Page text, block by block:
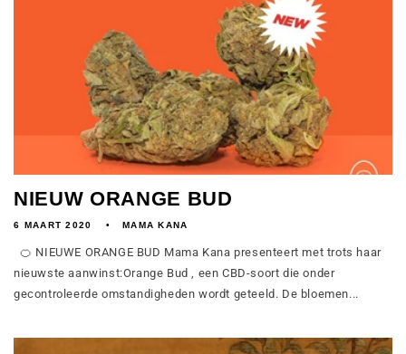
NIEUW ORANGE BUD
6 MAART 2020 MAMA KANA
🍊 NIEUWE ORANGE BUD Mama Kana presenteert met trots haar
nieuwste aanwinst:Orange Bud , een CBD-soort die onder
gecontroleerde omstandigheden wordt geteeld. De bloemen...